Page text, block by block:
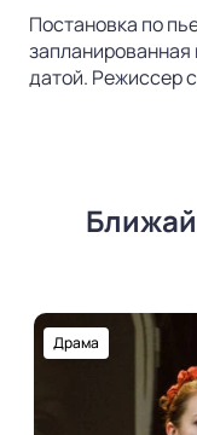
Постановка по
запланированная
датой. Режиссер
Драма